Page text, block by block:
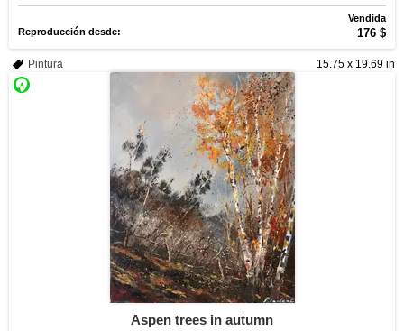
Vendida
Reproducción desde:
176 $
15.75 x 19.69 in
Pintura
Aspen trees in autumn